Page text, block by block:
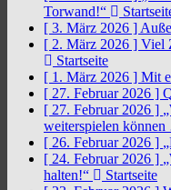
Torwand!“
[ 3. März 2026 ]
[ 2. März 2026 ] Viel
Startseite
[ 1. März 2026 ] Mit
[ 27. Februar 2026 ]
[ 27. Februar 2026 ]
weiterspielen
[ 26. Februar 2026 ]
[ 24. Februar 2026 ]
halten!“
Startseite